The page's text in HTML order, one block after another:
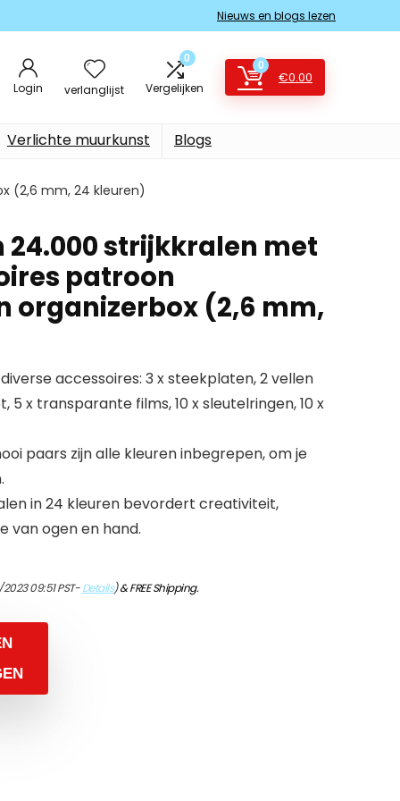
Nieuws en blogs lezen
Login verlanglijst
0
Vergelijken
0
€0.00
Verlichte muurkunst Blogs
(2,6 mm, 24 kleuren)
24.000 strijkkralen met
patroon
organizerbox (2,6 mm,
accessoires: 3 x steekplaten, 2 vellen
5 x transparante films, 10 x sleutelringen, 10 x
paars zijn alle kleuren inbegrepen, om je
in 24 kleuren bevordert creativiteit,
van ogen en hand.
09:51 PST-Details)&FREE Shipping.